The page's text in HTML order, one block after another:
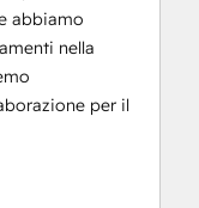
abbiamo
nella
per il